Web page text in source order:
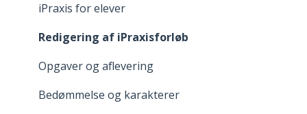
iPraxis for elever
Redigering af iPraxisforløb
Opgaver og aflevering
Bedømmelse og karakterer